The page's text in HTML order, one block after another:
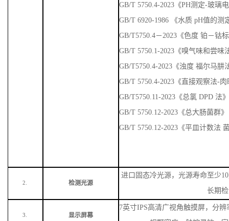
GB/T 5750.4-2023《PH测定-玻璃
GB/T 6920-1986 《水质 pH值的测
GB/T5750.4－2023《色度 铂－钴
GB/T 5750.1-2023《嗅气味和尝味
GB/T5750.4-2023《浊度 福尔马肼
GB/T 5750.4-2023《直接观察法-
GB/T5750.11-2023《总氯 DPD 法
GB/T 5750.12-2023《总大肠菌群》
GB/T 5750.12-2023《平皿计数法
2. 检测光源
进口固态冷光源，光源寿命至少
长期
3. 显示屏幕
7英寸IPS高清广视角触摸屏，分